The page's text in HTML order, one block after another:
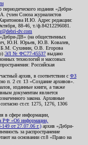
периодического издания «Дебри-
(член Союза журналистов
И.Ю. Адрес редакции:
88-46, т./ф.84212296081.
dv.com
«Дебри-ДВ» (на общественных
Ю.Н. Юрьев, Ю.В. Ковалев,
Сухинин, О.В. Егорова
ЭЛ № ФС77-45537 выдано
технологий и массовых
Российская
архив, в соответствии с ФЗ
п. 2 ст. 13 «Создание архивов».
изданные книги, а также
документам является
закона. Архивные
ст.ст. 1275, 1276, 1306
в сфере информации,
РФ «Об информации,
от 27.07.06 г.) архив «Дебри-
за распространение
на основании ст.8 «Право на